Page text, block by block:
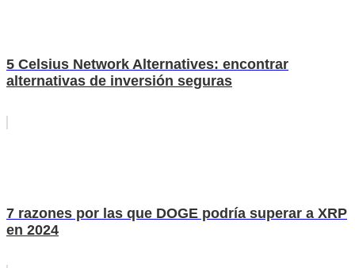
5 Celsius Network Alternatives: encontrar
alternativas de inversión seguras
7 razones por las que DOGE podría superar a XRP
en 2024